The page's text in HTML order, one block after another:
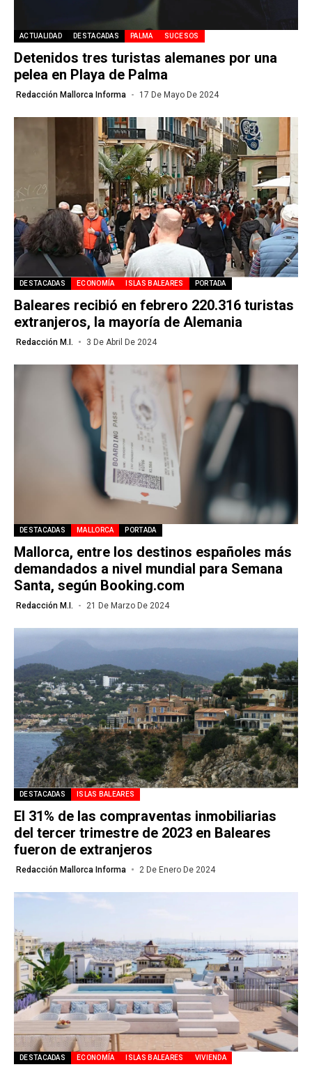
ACTUALIDAD DESTACADAS PALMA SUCESOS
Detenidos tres turistas alemanes por una
pelea en Playa de Palma
Redacción Mallorca Informa 17 De Mayo De 2024
DESTACADAS ECONOMÍA ISLAS BALEARES PORTADA
Baleares recibió en febrero 220.316 turistas
extranjeros, la mayoría de Alemania
Redacción M.I. 3 De Abril De 2024
DESTACADAS MALLORCA PORTADA
Mallorca, entre los destinos españoles más
demandados a nivel mundial para Semana
Santa, según Booking.com
Redacción M.I. 21 De Marzo De 2024
DESTACADAS ISLAS BALEARES
El 31% de las compraventas inmobiliarias
del tercer trimestre de 2023 en Baleares
fueron de extranjeros
Redacción Mallorca Informa 2 De Enero De 2024
DESTACADAS ECONOMÍA ISLAS BALEARES VIVIENDA